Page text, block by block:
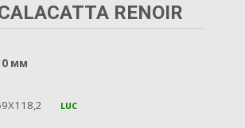
RENOIR
мм
LUC